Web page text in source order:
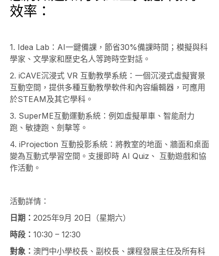
效率：
1. Idea Lab：AI一鍵備課，節省30%備課時間；模擬與科
學家、文學家和歷史名人等跨時空對話。
2. iCAVE沉浸式 VR 互動教學系統：一個沉浸式虛擬實景
互動空間，提供多種互動教學軟件和內容編輯器，可應用
於STEAM及其它學科。
3. SuperME互動運動系統：例如虛擬單車、智能耐力
跑、敏捷跑、劍擊等。
4. iProjection 互動投影系統：將教室的地面、牆面和桌面
變為互動式學習空間。支援即時 AI Quiz、 互動遊戲和協
作活動。
活動詳情：
日期： 2025年9月 20日（星期六）
時段： 10:30 – 12:30
對象： 澳門中小學校長、副校長、課程發展主任及所有科